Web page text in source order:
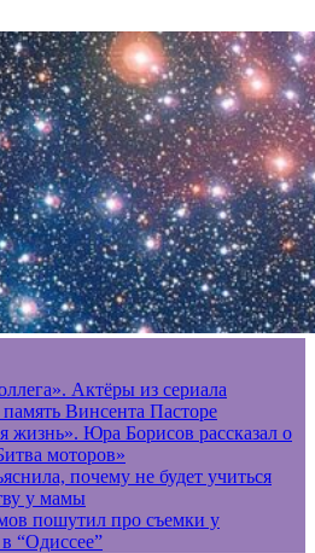
Актёры из сериала
Винсента Пасторе
жизнь». Юра Борисов рассказал о
моторов»
почему не будет учиться
у мамы
пошутил про съемки у
“Одиссее”